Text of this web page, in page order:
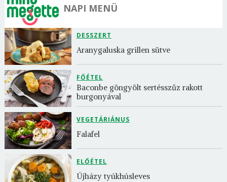
NAPI MENÜ
DESSZERT
Aranygaluska grillen sütve
FŐÉTEL
Baconbe göngyölt sertésszűz rakott
burgonyával
VEGETÁRIÁNUS
Falafel
ELŐÉTEL
Újházy tyúkhúsleves